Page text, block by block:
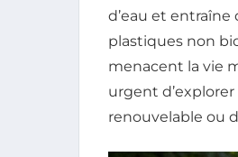
d’eau et entraîne
plastiques non
menacent la vie
urgent
renouvelable ou